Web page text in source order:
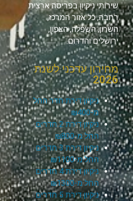
שירותי ניקיון בפריסה ארצית
רחבה, כל אזור המרכז,
השרון, השפלה, הצפון,
ירושלים והדרום.
מחירון עדכני לשנת
2026
ניקיון דירת חדר החל
מ-₪400
ניקיון דירת 2 חדרים
החל מ-₪800
ניקיון דירת 3 חדרים
החל מ-₪1100
ניקיון דירת 4 חדרים
החל מ-₪1300
ניקיון דירת 5 חדרים